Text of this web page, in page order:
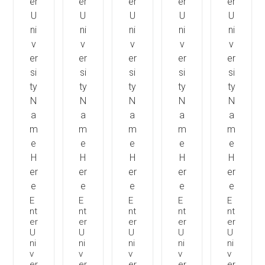
E
nt
er
U
ni
v
E
nt
er
U
ni
v
E
nt
er
U
ni
v
E
nt
er
U
ni
v
E
nt
er
U
ni
v